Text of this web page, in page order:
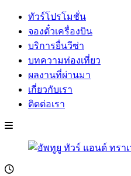
ทัวร์โปรโมชั่น
จองตั๋วเครื่องบิน
บริการยื่นวีซ่า
บทความท่องเที่ยว
ผลงานที่ผ่านมา
เกี่ยวกับเรา
ติดต่อเรา